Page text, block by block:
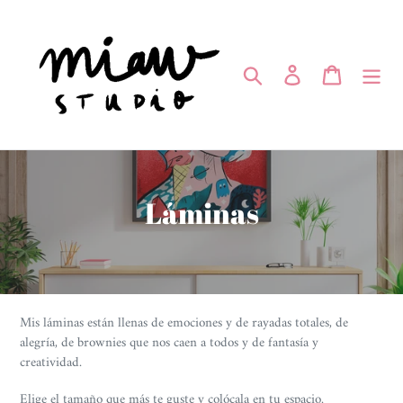
contenido
Buscar Ingresar Carrito
C
l
e
c
Láminas
Mis láminas están llenas de emociones y de rayadas totales, de
alegría, de brownies que nos caen a todos y de fantasía y
creatividad.